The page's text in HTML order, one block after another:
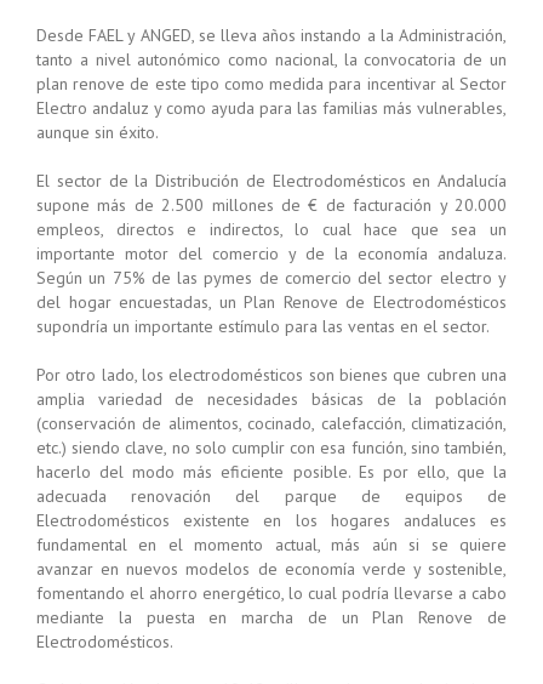
Desde FAEL y ANGED, se lleva años instando a la Administración,
tanto a nivel autonómico como nacional, la convocatoria de un
plan renove de este tipo como medida para incentivar al Sector
Electro andaluz y como ayuda para las familias más vulnerables,
aunque sin éxito.
El sector de la Distribución de Electrodomésticos en Andalucía
supone más de 2.500 millones de € de facturación y 20.000
empleos, directos e indirectos, lo cual hace que sea un
importante motor del comercio y de la economía andaluza.
Según un 75% de las pymes de comercio del sector electro y
del hogar encuestadas, un Plan Renove de Electrodomésticos
supondría un importante estímulo para las ventas en el sector.
Por otro lado, los electrodomésticos son bienes que cubren una
amplia variedad de necesidades básicas de la población
(conservación de alimentos, cocinado, calefacción, climatización,
etc.) siendo clave, no solo cumplir con esa función, sino también,
hacerlo del modo más eficiente posible. Es por ello, que la
adecuada renovación del parque de equipos de
Electrodomésticos existente en los hogares andaluces es
fundamental en el momento actual, más aún si se quiere
avanzar en nuevos modelos de economía verde y sostenible,
fomentando el ahorro energético, lo cual podría llevarse a cabo
mediante la puesta en marcha de un Plan Renove de
Electrodomésticos.